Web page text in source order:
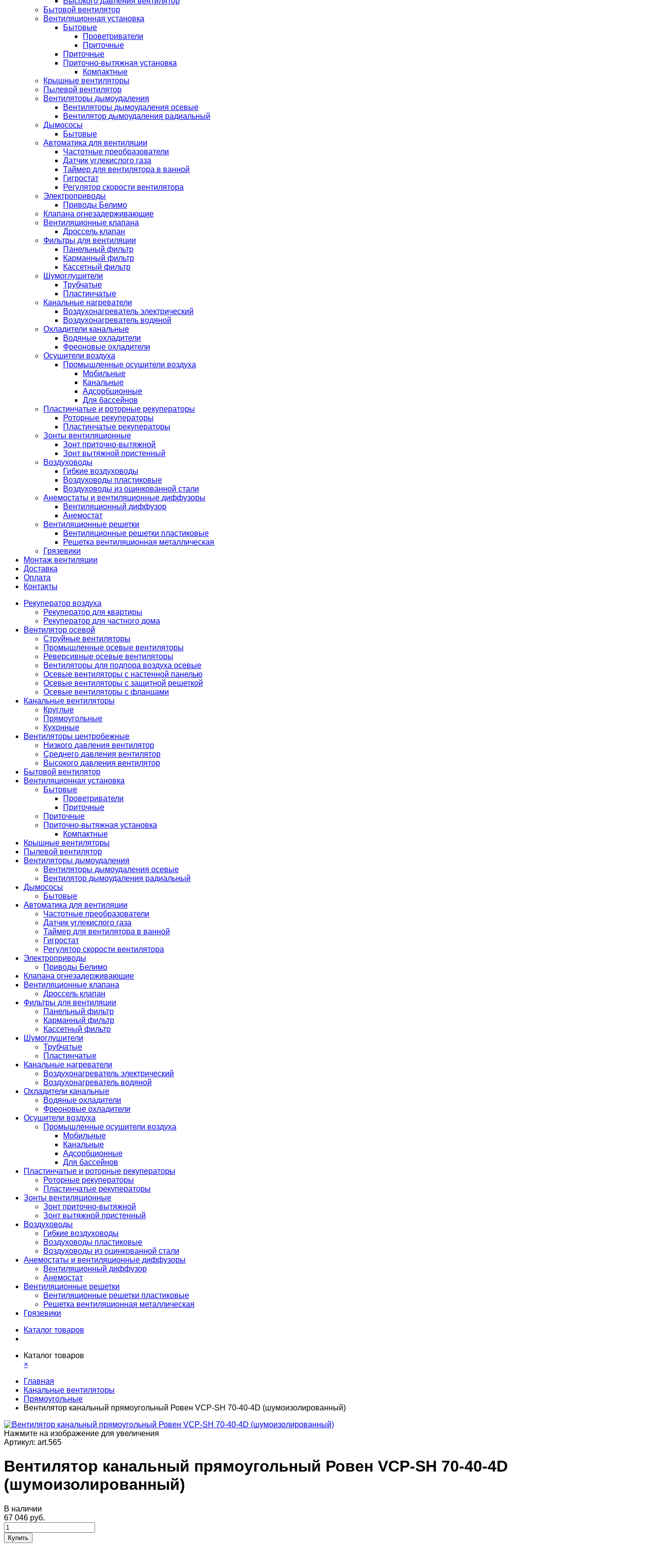
Бытовой вентилятор
Вентиляционная установка
Бытовые
Проветриватели
Приточные
Приточные
Приточно-вытяжная установка
Компактные
Крышные вентиляторы
Пылевой вентилятор
Вентиляторы дымоудаления
Вентиляторы дымоудаления осевые
Вентилятор дымоудаления радиальный
Дымососы
Бытовые
Автоматика для вентиляции
Частотные преобразователи
Датчик углекислого газа
Таймер для вентилятора в ванной
Гигростат
Регулятор скорости вентилятора
Электроприводы
Приводы Белимо
Клапана огнезадерживающие
Вентиляционные клапана
Дроссель клапан
Фильтры для вентиляции
Панельный фильтр
Карманный фильтр
Кассетный фильтр
Шумоглушители
Трубчатые
Пластинчатые
Канальные нагреватели
Воздухонагреватель электрический
Воздухонагреватель водяной
Охладители канальные
Водяные охладители
Фреоновые охладители
Осушители воздуха
Промышленные осушители воздуха
Мобильные
Канальные
Адсорбционные
Для бассейнов
Пластинчатые и роторные рекуператоры
Роторные рекуператоры
Пластинчатые рекуператоры
Зонты вентиляционные
Зонт приточно-вытяжной
Зонт вытяжной пристенный
Воздуховоды
Гибкие воздуховоды
Воздуховоды пластиковые
Воздуховоды из оцинкованной стали
Анемостаты и вентиляционные диффузоры
Вентиляционный диффузор
Анемостат
Вентиляционные решетки
Вентиляционные решетки пластиковые
Решетка вентиляционная металлическая
Грязевики
Монтаж вентиляции
Доставка
Оплата
Контакты
Рекуператор воздуха
Рекуператор для квартиры
Рекуператор для частного дома
Вентилятор осевой
Струйные вентиляторы
Промышленные осевые вентиляторы
Реверсивные осевые вентиляторы
Вентиляторы для подпора воздуха осевые
Осевые вентиляторы с настенной панелью
Осевые вентиляторы с защитной решеткой
Осевые вентиляторы с фланцами
Канальные вентиляторы
Круглые
Прямоугольные
Кухонные
Вентиляторы центробежные
Низкого давления вентилятор
Среднего давления вентилятор
Высокого давления вентилятор
Бытовой вентилятор
Вентиляционная установка
Бытовые
Проветриватели
Приточные
Приточные
Приточно-вытяжная установка
Компактные
Крышные вентиляторы
Пылевой вентилятор
Вентиляторы дымоудаления
Вентиляторы дымоудаления осевые
Вентилятор дымоудаления радиальный
Дымососы
Бытовые
Автоматика для вентиляции
Частотные преобразователи
Датчик углекислого газа
Таймер для вентилятора в ванной
Гигростат
Регулятор скорости вентилятора
Электроприводы
Приводы Белимо
Клапана огнезадерживающие
Вентиляционные клапана
Дроссель клапан
Фильтры для вентиляции
Панельный фильтр
Карманный фильтр
Кассетный фильтр
Шумоглушители
Трубчатые
Пластинчатые
Канальные нагреватели
Воздухонагреватель электрический
Воздухонагреватель водяной
Охладители канальные
Водяные охладители
Фреоновые охладители
Осушители воздуха
Промышленные осушители воздуха
Мобильные
Канальные
Адсорбционные
Для бассейнов
Пластинчатые и роторные рекуператоры
Роторные рекуператоры
Пластинчатые рекуператоры
Зонты вентиляционные
Зонт приточно-вытяжной
Зонт вытяжной пристенный
Воздуховоды
Гибкие воздуховоды
Воздуховоды пластиковые
Воздуховоды из оцинкованной стали
Анемостаты и вентиляционные диффузоры
Вентиляционный диффузор
Анемостат
Вентиляционные решетки
Вентиляционные решетки пластиковые
Решетка вентиляционная металлическая
Грязевики
Каталог товаров
Каталог товаров
×
Главная
Канальные вентиляторы
Прямоугольные
Вентилятор канальный прямоугольный Ровен VCP-SH 70-40-4D (шумоизолированный)
Нажмите на изображение для увеличения
Артикул: art.565
Вентилятор канальный прямоугольный Ровен VCP-SH 70-40-4D
(шумоизолированный)
В наличии
67 046 руб.
Купить